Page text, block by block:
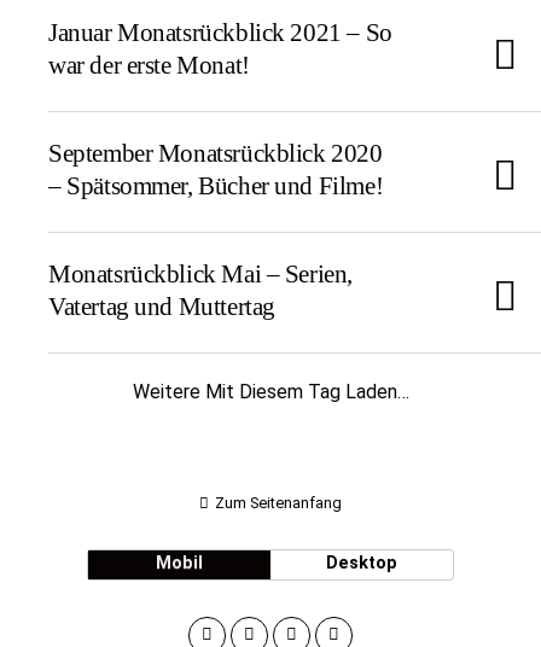
Januar Monatsrückblick 2021 – So
war der erste Monat!
September Monatsrückblick 2020
– Spätsommer, Bücher und Filme!
Monatsrückblick Mai – Serien,
Vatertag und Muttertag
Weitere Mit Diesem Tag Laden…
Zum Seitenanfang
Mobil Desktop